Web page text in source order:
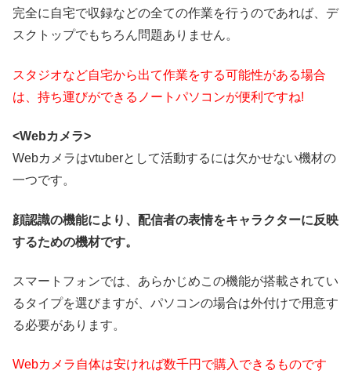
完全に自宅で収録などの全ての作業を行うのであれば、デ
スクトップでもちろん問題ありません。
スタジオなど自宅から出て作業をする可能性がある場合
は、持ち運びができるノートパソコンが便利ですね!
<Webカメラ>
Webカメラはvtuberとして活動するには欠かせない機材の
一つです。
顔認識の機能により、配信者の表情をキャラクターに反映
するための機材です。
スマートフォンでは、あらかじめこの機能が搭載されてい
るタイプを選びますが、パソコンの場合は外付けで用意す
る必要があります。
Webカメラ自体は安ければ数千円で購入できるものです